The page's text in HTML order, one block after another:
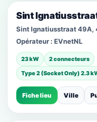
Sint
Sint Ignatiusstraat 49A,
Opérateur : EVnetNL
23 kW
2 connecteurs
Type 2 (Socket Only) 2.3
Fiche lieu Ville